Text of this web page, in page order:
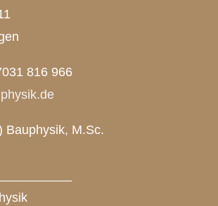
816 966
Bauphysik, M.Sc.